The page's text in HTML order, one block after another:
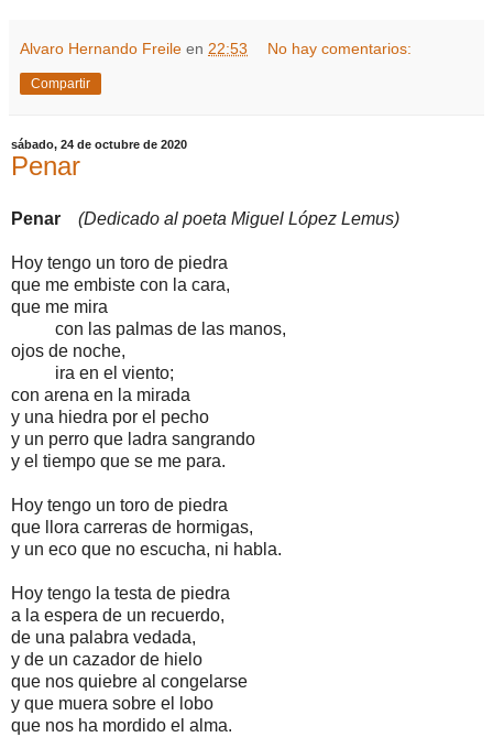
Alvaro Hernando Freile en 22:53 No hay comentarios:
Compartir
sábado, 24 de octubre de 2020
Penar
Penar (Dedicado al poeta Miguel López Lemus)
Hoy tengo un toro de piedra
que me embiste con la cara,
que me mira
con las palmas de las manos,
ojos de noche,
ira en el viento;
con arena en la mirada
y una hiedra por el pecho
y un perro que ladra sangrando
y el tiempo que se me para.
Hoy tengo un toro de piedra
que llora carreras de hormigas,
y un eco que no escucha, ni habla.
Hoy tengo la testa de piedra
a la espera de un recuerdo,
de una palabra vedada,
y de un cazador de hielo
que nos quiebre al congelarse
y que muera sobre el lobo
que nos ha mordido el alma.